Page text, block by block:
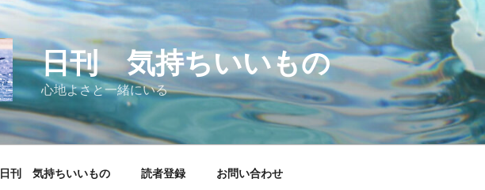
日刊 気持ちいいもの
心地よさと一緒にいる
日刊 気持ちいいもの 読者登録 お問い合わせ